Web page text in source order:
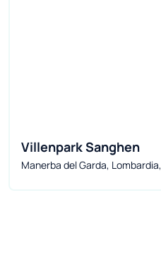
Villenpark Sanghen
Manerba del Garda, Lombardia,